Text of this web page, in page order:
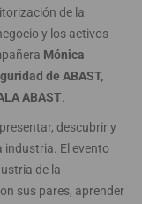
de la
y los activos
Mónica
de ABAST,
ABAST.
descubrir y
industria. El evento
de la
sus pares, aprender